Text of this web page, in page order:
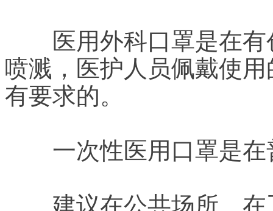
医用外科口罩是在有
喷溅，医护人员佩戴使
有要求的。
一次性医用口罩是在
建议在公共场所、在